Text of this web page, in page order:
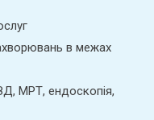
в межах
МРТ, ендоскопія,